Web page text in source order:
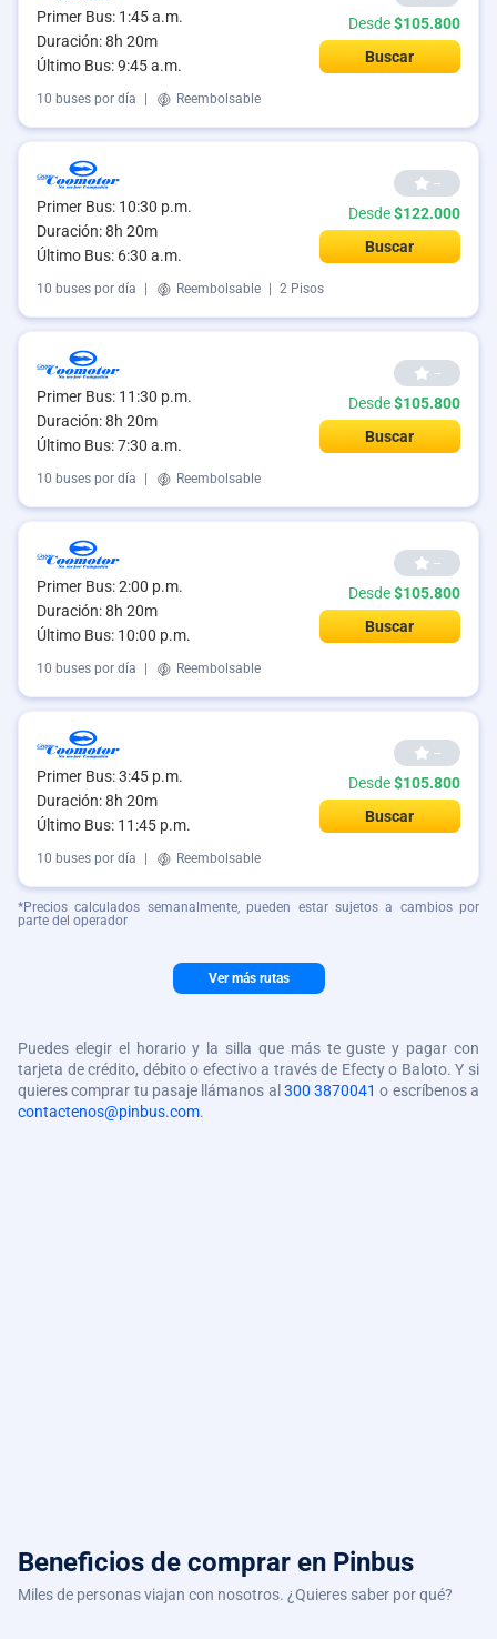
Primer Bus: 1:45 a.m.
Duración: 8h 20m
Último Bus: 9:45 a.m.
Desde$105.800
Buscar
10 buses por día Reembolsable
Primer Bus: 10:30 p.m.
Duración: 8h 20m
Último Bus: 6:30 a.m.
--
Desde$122.000
Buscar
10 buses por día Reembolsable 2 Pisos
Primer Bus: 11:30 p.m.
Duración: 8h 20m
Último Bus: 7:30 a.m.
--
Desde$105.800
Buscar
10 buses por día Reembolsable
Primer Bus: 2:00 p.m.
Duración: 8h 20m
Último Bus: 10:00 p.m.
--
Desde$105.800
Buscar
10 buses por día Reembolsable
Primer Bus: 3:45 p.m.
Duración: 8h 20m
Último Bus: 11:45 p.m.
--
Desde$105.800
Buscar
10 buses por día Reembolsable
*Precios calculados semanalmente, pueden estar sujetos a cambios por
parte del operador
Ver más rutas
Puedes elegir el horario y la silla que más te guste y pagar con
tarjeta de crédito, débito o efectivo a través de Efecty o Baloto. Y si
quieres comprar tu pasaje llámanos al 300 3870041 o escríbenos a
contactenos@pinbus.com.
Beneficios de comprar en Pinbus
Miles de personas viajan con nosotros. ¿Quieres saber por qué?